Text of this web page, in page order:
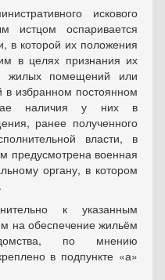
искового
истцом оспаривается
в которой их положения
в целях признания их
жилых помещений или
избранном постоянном
наличия у них в
ранее полученного
власти, в
предусмотрена военная
органу, в котором
к указанным
на обеспечение жильём
по мнению
в подпункте «а»